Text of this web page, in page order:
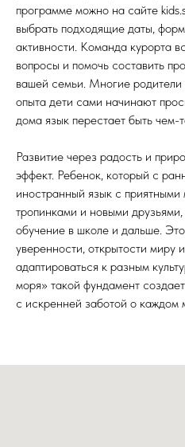
программе можно на сайте
выбрать подходящие даты,
активности. Команда курорта
вопросы и помочь составить
вашей семьи. Многие родители
опыта дети сами начинают
дома язык перестает быть чем-
Развитие через радость и
эффект. Ребенок, который с
иностранный язык с
тропинками и новыми
обучение в школе и дальше.
уверенности, открытости миру
адаптироваться к разным
моря» такой фундамент
с искренней заботой о каждом